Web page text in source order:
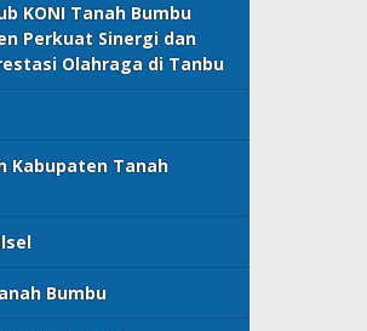
KONI Tanah Bumbu
Perkuat Sinergi dan
Olahraga di Tanbu
Kabupaten Tanah
Bumbu